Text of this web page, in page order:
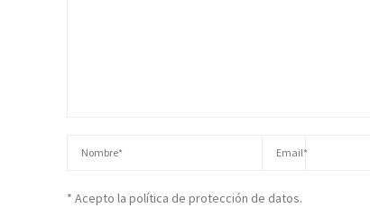
* Acepto la política de protección de datos.